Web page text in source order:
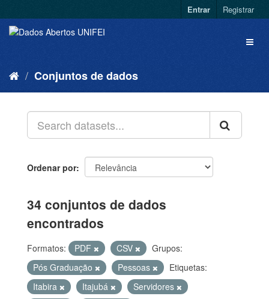
Entrar Registrar
Conjuntos de dados
Ordenar por
34 conjuntos de dados
encontrados
Formatos: PDF CSV
Grupos:
Pós Graduação
Pessoas
Etiquetas:
Itabira
Itajubá
Servidores